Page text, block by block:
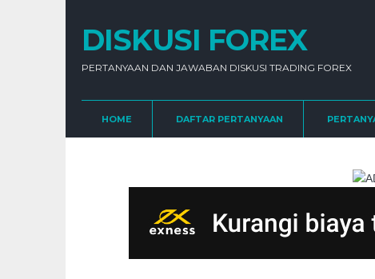
DISKUSI FOREX
PERTANYAAN DAN JAWABAN DISKUSI TRADING FOREX
HOME DAFTAR PERTANYAAN